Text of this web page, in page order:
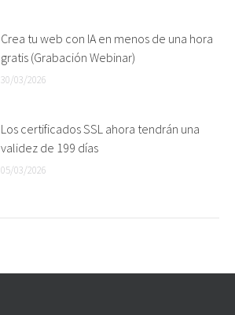
Crea tu web con IA en menos de una hora
gratis (Grabación Webinar)
30/03/2026
Los certificados SSL ahora tendrán una
validez de 199 días
05/03/2026